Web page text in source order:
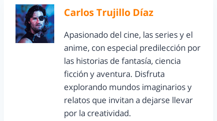
Carlos Trujillo Díaz
Apasionado del cine, las series y el
anime, con especial predilección por
las historias de fantasía, ciencia
ficción y aventura. Disfruta
explorando mundos imaginarios y
relatos que invitan a dejarse llevar
por la creatividad.